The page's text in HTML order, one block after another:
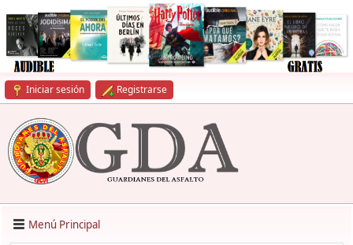
Iniciar sesión Registrarse
Menú Principal